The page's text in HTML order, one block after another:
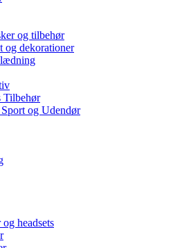
og tilbehør
og dekorationer
og Udendør
headsets